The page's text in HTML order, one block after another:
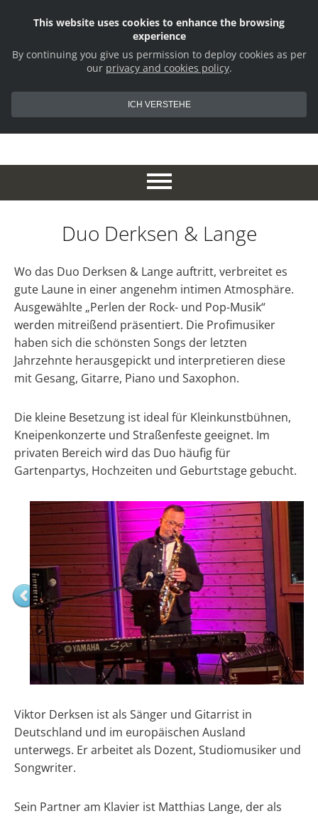
Duo Derksen & Lange
Wo das Duo Derksen & Lange auftritt, verbreitet es
gute Laune in einer angenehm intimen Atmosphäre.
Ausgewählte „Perlen der Rock- und Pop-Musik“
werden mitreißend präsentiert. Die Profimusiker
haben sich die schönsten Songs der letzten
Jahrzehnte herausgepickt und interpretieren diese
mit Gesang, Gitarre, Piano und Saxophon.
Die kleine Besetzung ist ideal für Kleinkunstbühnen,
Kneipenkonzerte und Straßenfeste geeignet. Im
privaten Bereich wird das Duo häufig für
Gartenpartys, Hochzeiten und Geburtstage gebucht.
Viktor Derksen ist als Sänger und Gitarrist in
Deutschland und im europäischen Ausland
unterwegs. Er arbeitet als Dozent, Studiomusiker und
Songwriter.
Sein Partner am Klavier ist Matthias Lange, der als
This website uses cookies to enhance the browsing
experience
By continuing you give us permission to deploy cookies as per
our privacy and cookies policy.
ICH VERSTEHE